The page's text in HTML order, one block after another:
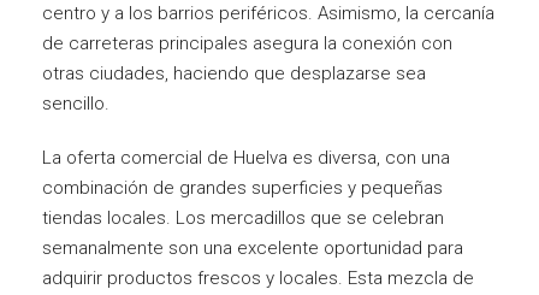
centro y a los barrios periféricos. Asimismo, la cercanía
de carreteras principales asegura la conexión con
otras ciudades, haciendo que desplazarse sea
sencillo.
La oferta comercial de Huelva es diversa, con una
combinación de grandes superficies y pequeñas
tiendas locales. Los mercadillos que se celebran
semanalmente son una excelente oportunidad para
adquirir productos frescos y locales. Esta mezcla de